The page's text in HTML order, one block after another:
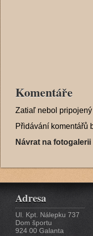
Komentáře
Zatiaľ nebol
Přidávání komentářů
Návrat na fotogalerii
Adresa
Ul. Kpt. Nálepku 737
Dom športu
924 00 Galanta